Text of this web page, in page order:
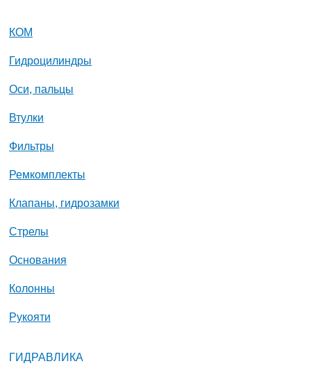
КОМ
Гидроцилиндры
Оси, пальцы
Втулки
Фильтры
Ремкомплекты
Клапаны, гидрозамки
Стрелы
Основания
Колонны
Рукояти
ГИДРАВЛИКА